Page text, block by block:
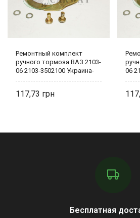
Ремонтный комплект
ручного тормоза ВАЗ 2103-
06 2103-3502100 Украина-
117,73
06
Бесплатная